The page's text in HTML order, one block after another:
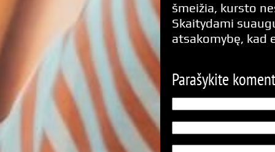
šmeižia, kursto
Skaitydami
atsakomybę, kad
Parašykite